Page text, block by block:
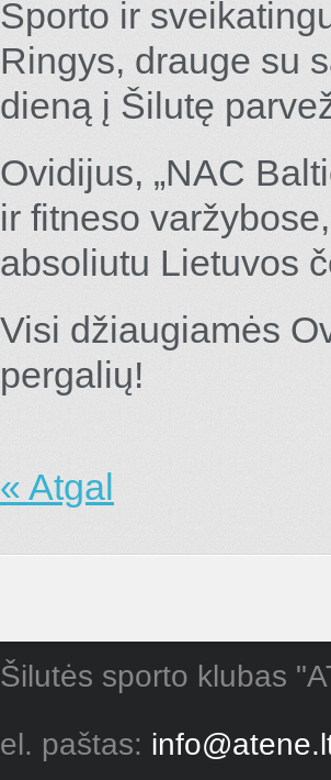
Sporto ir
Ringys, drauge su
dieną į Šilutę
Ovidijus, „NAC
ir fitneso
absoliutu Lietuvos
Visi džiaugiamės
pergalių!
« Atgal
Šilutės sporto klubas
el. paštas: